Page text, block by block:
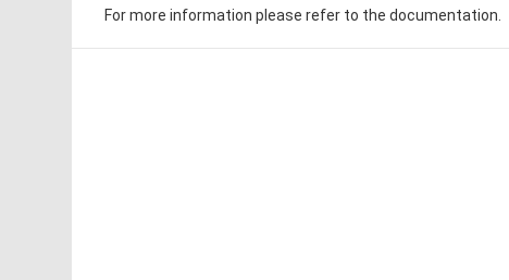
For more information please refer to the documentation.